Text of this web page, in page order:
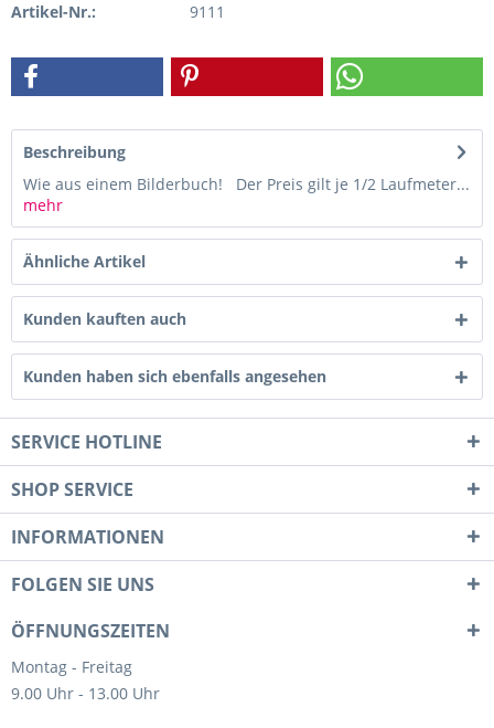
Artikel-Nr.: 9111
Beschreibung
Wie aus einem Bilderbuch! Der Preis gilt je 1/2 Laufmeter...
mehr
Ähnliche Artikel
Kunden kauften auch
Kunden haben sich ebenfalls angesehen
SERVICE HOTLINE
SHOP SERVICE
INFORMATIONEN
FOLGEN SIE UNS
ÖFFNUNGSZEITEN
Montag - Freitag
9.00 Uhr - 13.00 Uhr